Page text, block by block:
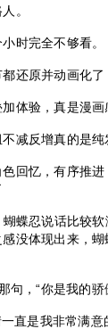
。
时完全不够看。
还原并动画化
体验，真是漫画
减反增真的是纯
回忆，有序推
蝶忍说话比较
没体现出来，
句，“你是我的骄
直是我非常满